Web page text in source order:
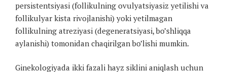
persistentsiyasi (follikulning ovulyatsiyasiz yetilishi va
follikulyar kista rivojlanishi) yoki yetilmagan
follikulning atreziyasi (degeneratsiyasi, bo’shliqqa
aylanishi) tomonidan chaqirilgan bo’lishi mumkin.
Ginekologiyada ikki fazali hayz siklini aniqlash uchun